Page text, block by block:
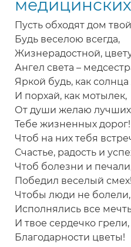
Пусть обходят дом
Будь веселою всегда,
Жизнерадостной,
Ангел света –
Яркой будь, как
И порхай, как мотылек,
От души желаю
Тебе жизненных дорог!
Чтоб на них тебя
Счастье, радость и
Чтоб болезни и
Победил веселый смех!
Чтобы люди не болели,
Исполнялись все
И твое сердечко грели,
Благодарности цветы!